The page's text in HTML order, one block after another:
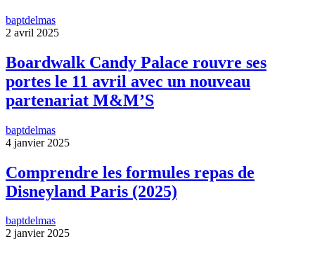
baptdelmas
2 avril 2025
Boardwalk Candy Palace rouvre ses
portes le 11 avril avec un nouveau
partenariat M&M’S
baptdelmas
4 janvier 2025
Comprendre les formules repas de
Disneyland Paris (2025)
baptdelmas
2 janvier 2025